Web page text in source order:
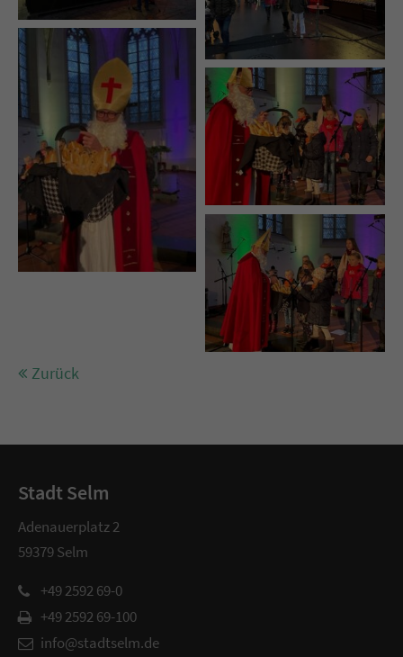
Zurück
Stadt Selm
Adenauerplatz 2
59379 Selm
+49 2592 69-0
+49 2592 69-100
info@stadtselm.de